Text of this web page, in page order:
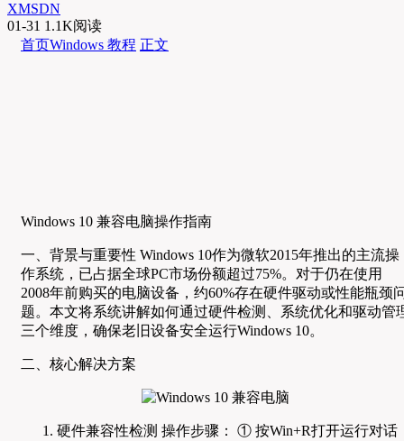
XMSDN
01-31 1.1K阅读
首页Windows 教程 正文
Windows 10 兼容电脑操作指南
一、背景与重要性 Windows 10作为微软2015年推出的主流操
作系统，已占据全球PC市场份额超过75%。对于仍在使用
2008年前购买的电脑设备，约60%存在硬件驱动或性能瓶颈
题。本文将系统讲解如何通过硬件检测、系统优化和驱动管
三个维度，确保老旧设备安全运行Windows 10。
二、核心解决方案
硬件兼容性检测 操作步骤： ① 按Win+R打开运行对话